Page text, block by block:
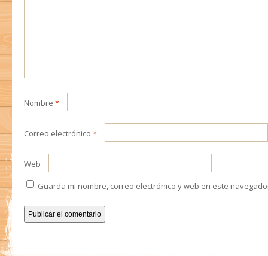
Nombre *
Correo electrónico *
Web
Guarda mi nombre, correo electrónico y web en este